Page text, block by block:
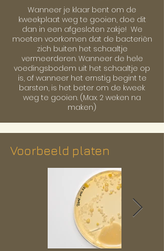
Wanneer je klaar bent om de
kweekplaat weg te gooien, doe dit
dan in een afgesloten zakje! We
moeten voorkomen dat de bacteriën
zich buiten het schaaltje
vermeerderen. Wanneer de hele
voedingsbodem uit het schaaltje op
is, of wanneer het ernstig begint te
barsten, is het beter om de kweek
weg te gooien. (Max. 2 weken na
maken)
Voorbeeld platen